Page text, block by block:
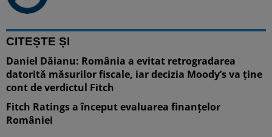
CITEȘTE ȘI
Daniel Dăianu: România a evitat retrogradarea
datorită măsurilor fiscale, iar decizia Moody’s va ține
cont de verdictul Fitch
Fitch Ratings a început evaluarea finanțelor
României